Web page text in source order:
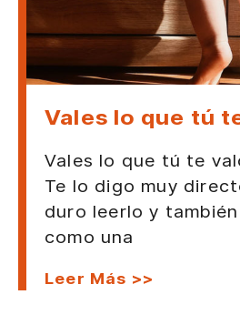
Vales lo que tú
Vales lo que tú te
Te lo digo muy
duro leerlo y
como una
Leer Más >>